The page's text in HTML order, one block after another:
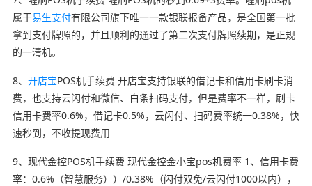
属于易生支付有限公司旗下唯一一款银联报备产品，是全国第一批
拿到支付牌照的，并且顺利的通过了第二次支付牌照续期，是正规
的一清机。
8、 开店宝POS机手续费 开店宝支持银联的借记卡和信用卡刷卡消
费，也支持云闪付和微信、白条扫码支付，但是费率不一样，刷卡
信用卡费率0.6%，借记卡0.5%，云闪付、扫码费率统一0.38%，快
速秒到，不收提现费用
9、现代金控POS机手续费 现代金控金小宝pos机费率 1、信用卡费
率：0.6%（智慧服务））/0.38%（闪付双免/云闪付1000以内），